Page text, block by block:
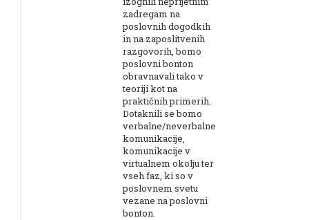
zadregam na
poslovnih dogodkih
in na zaposlitvenih
razgovorih, bomo
poslovni bonton
obravnavali tako v
teoriji kot na
praktičnih primerih.
Dotaknili se bomo
verbalne/neverbalne
komunikacije,
komunikacije v
virtualnem okolju ter
vseh faz, ki so v
poslovnem svetu
vezane na poslovni
bonton.